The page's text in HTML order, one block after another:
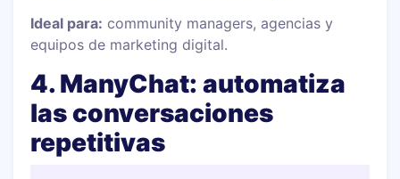
Ideal para: community managers, agencias y
equipos de marketing digital.
4. ManyChat: automatiza
las conversaciones
repetitivas